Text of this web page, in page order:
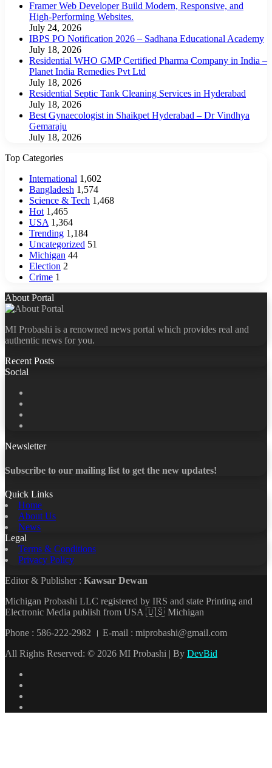
Framer Web Developer Build Modern, Responsive, and
High-Performing Websites.
July 24, 2026
IBPS PO Notification 2026 – Sadhana Educational Academy
July 18, 2026
Residential WHO GMP Certified Pharma Company in India –
Planet India Remedies Pvt Ltd
July 18, 2026
Residential Septic Tank Cleaning Services in Hyderabad
July 18, 2026
Best Gynaecologist in Shaikpet Hyderabad – Dr Vindhya
Gemaraju
July 18, 2026
Top Categories
International 1,602
Bangladesh 1,574
Science & Tech 1,468
Hot 1,465
USA 1,364
Trending 1,184
Uncategorized 51
Michigan 44
Election 2
Crime 1
About Portal
MI Probashi is a renowned news portal which provides real and
authentic news for you.
Recent Posts
Social
Newsletter
Subscribe to our mailing list to get the new updates!
Quick Links
Home
About Us
News
Legal
Terms & Conditions
Privacy Policy
Editor & Publisher : Kawsar Dewan
Michigan Probashi LLC registered by IRS and state Printing and
Electronic Media publish from USA 🇺🇸 Michigan
Phone : 586-222-2982 । E-mail : miprobashi@gmail.com
All Rights Reserved: © 2026 MI Probashi | By DevBid